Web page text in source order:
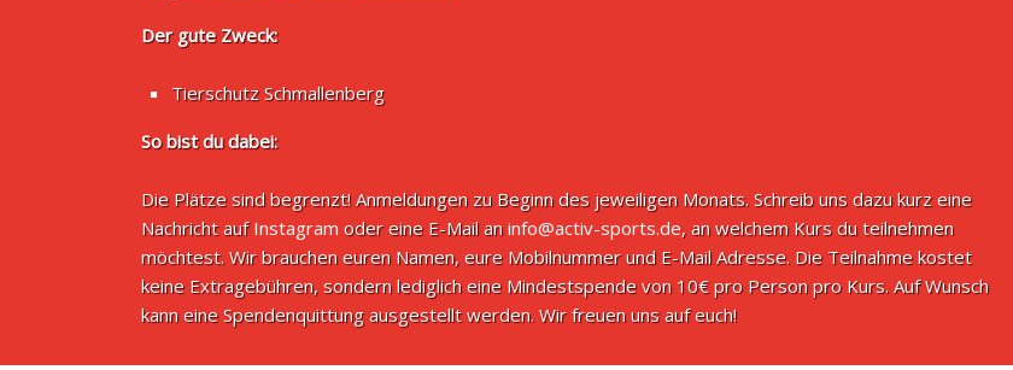
Der gute Zweck:
Tierschutz Schmallenberg
So bist du dabei:
Die Plätze sind begrenzt! Anmeldungen zu Beginn des jeweiligen Monats. Schreib uns dazu kurz eine
Nachricht aufInstagram oder eine E-Mail an info@activ-sports.de, an welchem Kurs du teilnehmen
möchtest. Wir brauchen euren Namen, eure Mobilnummer und E-Mail Adresse. Die Teilnahme kostet
keine Extragebühren, sondern lediglich eine Mindestspende von 10€ pro Person pro Kurs. Auf Wunsch
kann eine Spendenquittung ausgestellt werden. Wir freuen uns auf euch!